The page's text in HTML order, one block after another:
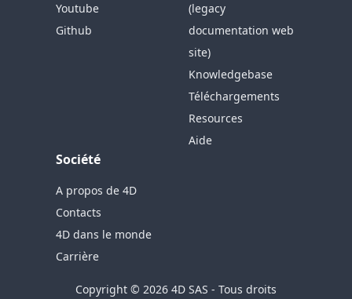
Youtube
Github
(legacy
documentation web
site)
Knowledgebase
Téléchargements
Resources
Aide
Société
A propos de 4D
Contacts
4D dans le monde
Carrière
Copyright © 2026 4D SAS - Tous droits